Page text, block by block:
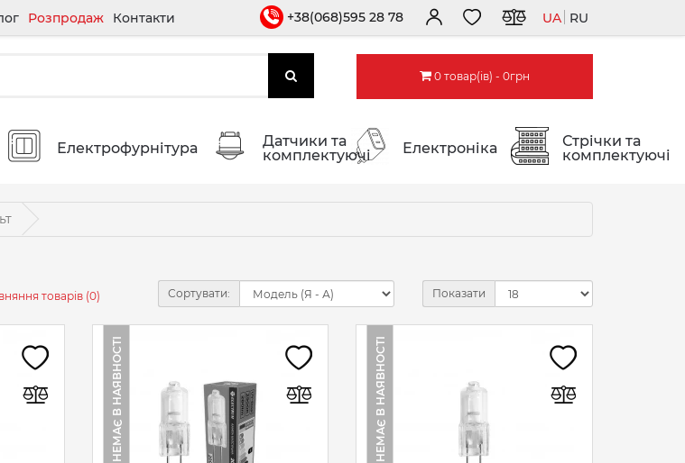
Розпродаж Контакти +38(068)595 28 78 UA RU
0 товар(ів) - 0грн
Електрофурнітура
Датчики та
комплектуючі
Електроніка
Стрічки та
комплектуючі
товарів (0) Сортувати: Показати
НЕМАЄ В НАЯВНОСТІ НЕМАЄ В НАЯВНОСТІ